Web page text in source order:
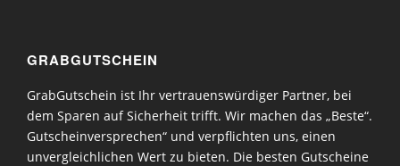
GRABGUTSCHEIN
GrabGutschein ist Ihr vertrauenswürdiger Partner, bei
dem Sparen auf Sicherheit trifft. Wir machen das „Beste“.
Gutscheinversprechen“ und verpflichten uns, einen
unvergleichlichen Wert zu bieten. Die besten Gutscheine